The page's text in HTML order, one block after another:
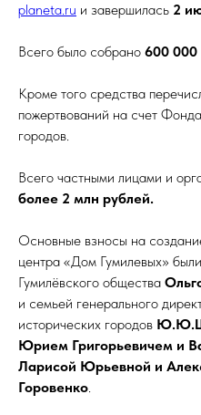
planeta.ru и завершилась 2
Всего было собрано 600 000
Кроме того средства
пожертвований на счет
городов.
Всего частными лицами и
более 2 млн рублей.
Основные взносы на
центра «Дом Гумилевых»
Гумилёвского общества
и семьей генерального
исторических городов
Юрием Григорьевичем и
Ларисой Юрьевной и
Горовенко.